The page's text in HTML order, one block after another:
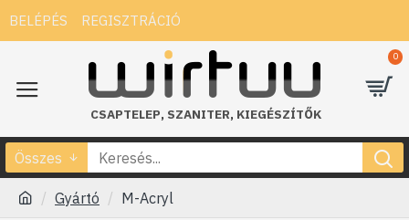
BELÉPÉS REGISZTRÁCIÓ
CSAPTELEP, SZANITER, KIEGÉSZÍTŐK
0
Összes
Gyártó M-Acryl